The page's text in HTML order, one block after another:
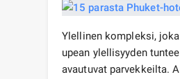
Ylellinen kompleksi,
upean ylellisyyden
avautuvat parvekkeilta.